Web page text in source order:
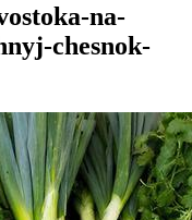
na-
chesnok-